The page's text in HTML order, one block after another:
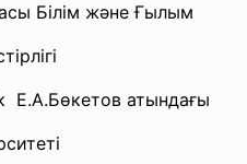
Білім және Ғылым
Е.А.Бөкетов атындағы